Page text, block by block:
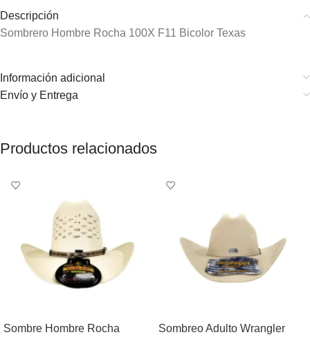
Descripción
Sombrero Hombre Rocha 100X F11 Bicolor Texas
Información adicional
Envío y Entrega
Productos relacionados
Sombre Hombre Rocha
Sombreo Adulto Wrangler